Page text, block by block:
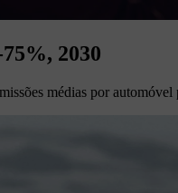
2030
médias por